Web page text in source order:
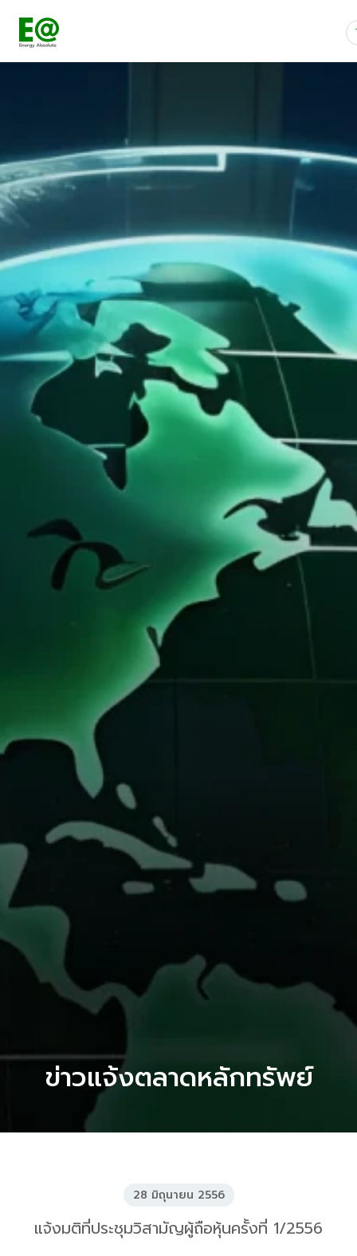
ข่าวแจ้งตลาดหลักทรัพย์
28 มิถุนายน 2556
แจ้งมติที่ประชุมวิสามัญผู้ถือหุ้นครั้งที่ 1/2556